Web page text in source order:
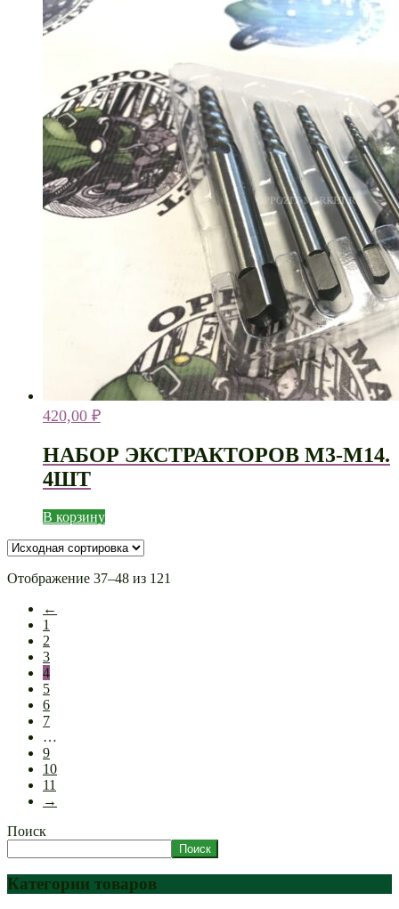
420,00 ₽
НАБОР ЭКСТРАКТОРОВ М3-М14.
4ШТ
В корзину
Отображение 37–48 из 121
←
1
2
3
4
5
6
7
…
9
10
11
→
Поиск
Поиск
Категории товаров